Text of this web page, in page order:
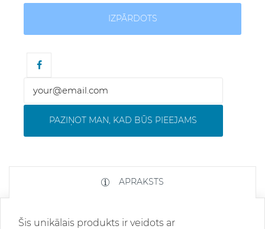
IZPĀRDOTS
PAZIŅOT MAN, KAD BŪS PIEEJAMS
APRAKSTS
Šis unikālais produkts ir veidots ar